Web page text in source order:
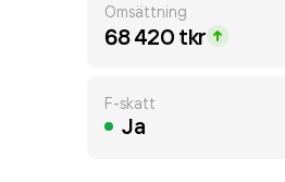
Omsättning
68 420 tkr
F-skatt
Ja